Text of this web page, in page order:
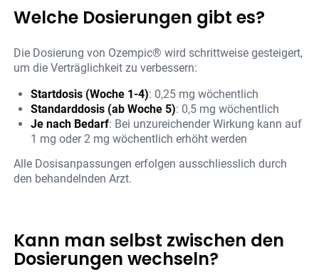
Welche Dosierungen gibt es?
Die Dosierung von Ozempic® wird schrittweise gesteigert,
um die Verträglichkeit zu verbessern:
Startdosis (Woche 1-4): 0,25 mg wöchentlich
Standarddosis (ab Woche 5): 0,5 mg wöchentlich
Je nach Bedarf: Bei unzureichender Wirkung kann auf
1 mg oder 2 mg wöchentlich erhöht werden
Alle Dosisanpassungen erfolgen ausschliesslich durch
den behandelnden Arzt.
Kann man selbst zwischen den
Dosierungen wechseln?